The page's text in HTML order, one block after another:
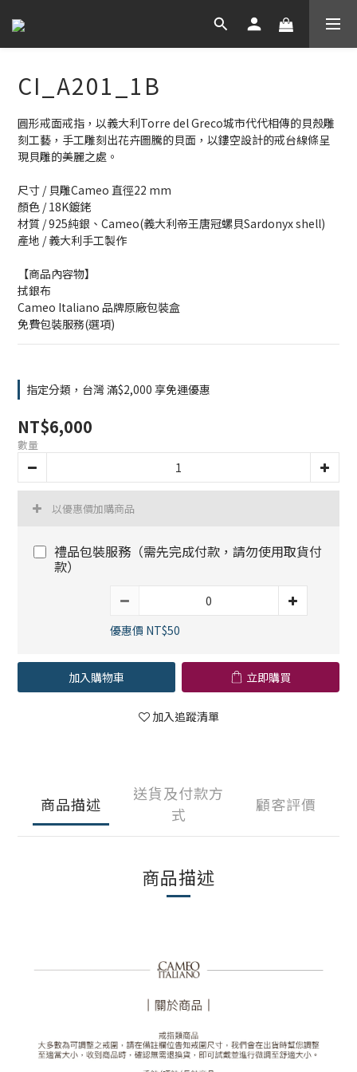
CI_A201_1B
圓形戒面戒指，以義大利Torre del Greco城市代代相傳的貝殼雕
刻工藝，手工雕刻出花卉圖騰的貝面，以鏤空設計的戒台線條呈
現貝雕的美麗之處。
尺寸 / 貝雕Cameo 直徑22 mm
顏色 / 18K鍍銠
材質 / 925純銀、Cameo(義大利帝王唐冠螺貝Sardonyx shell)
產地 / 義大利手工製作
【商品內容物】
拭銀布
Cameo Italiano 品牌原廠包裝盒
免費包裝服務(選項)
指定分類，台灣 滿$2,000 享免運優惠
NT$6,000
數量
以優惠價加購商品
禮品包裝服務（需先完成付款，請勿使用取貨付
款）
優惠價 NT$50
加入購物車 立即購買
加入追蹤清單
商品描述
送貨及付款方
式
顧客評價
商品描述